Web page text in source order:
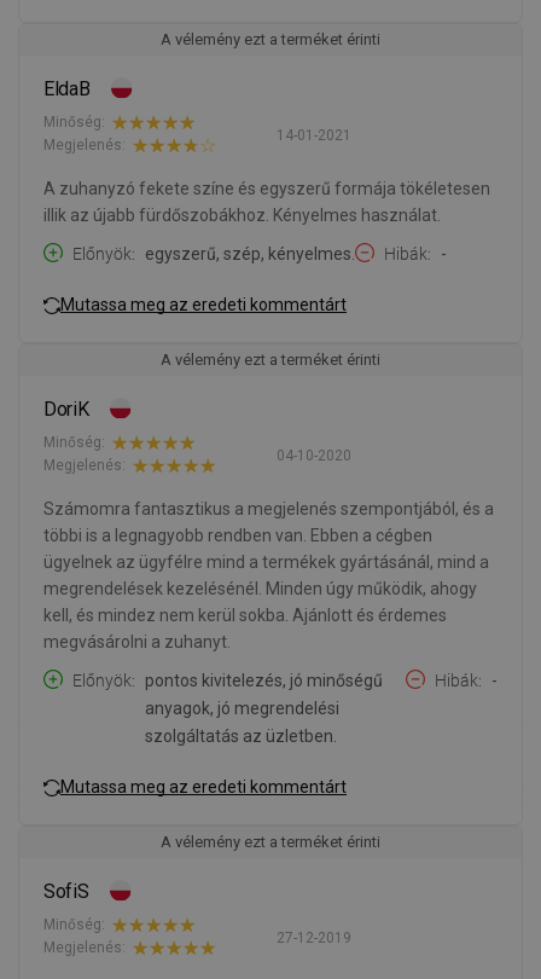
A vélemény ezt a terméket érinti
EldaB
14-01-2021
Minőség:
Megjelenés:
A zuhanyzó fekete színe és egyszerű formája tökéletesen
illik az újabb fürdőszobákhoz. Kényelmes használat.
Előnyök
egyszerű, szép, kényelmes. Hibák -
Mutassa meg az eredeti kommentárt
A vélemény ezt a terméket érinti
DoriK
04-10-2020
Minőség:
Megjelenés:
Számomra fantasztikus a megjelenés szempontjából, és a
többi is a legnagyobb rendben van. Ebben a cégben
ügyelnek az ügyfélre mind a termékek gyártásánál, mind a
megrendelések kezelésénél. Minden úgy működik, ahogy
kell, és mindez nem kerül sokba. Ajánlott és érdemes
megvásárolni a zuhanyt.
Előnyök
pontos kivitelezés, jó minőségű
anyagok, jó megrendelési
szolgáltatás az üzletben.
Hibák -
Mutassa meg az eredeti kommentárt
A vélemény ezt a terméket érinti
SofiS
27-12-2019
Minőség:
Megjelenés: